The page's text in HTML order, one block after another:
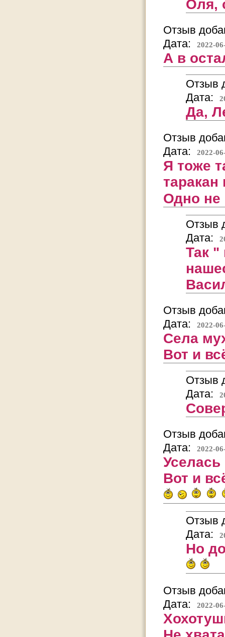
Оля,
Отзыв
Дата:
2022-
А в
Отзыв
Дата:
Да,
Отзыв
Дата:
2022-
Я тоже
таракан
Одно не
Отзыв
Дата:
Так "
Отзыв
Дата:
2022-
Села
Вот и
Отзыв
Дата:
Отзыв
Дата:
2022-
Вот и
Отзыв
Дата:
Но
Отзыв
Дата:
2022-